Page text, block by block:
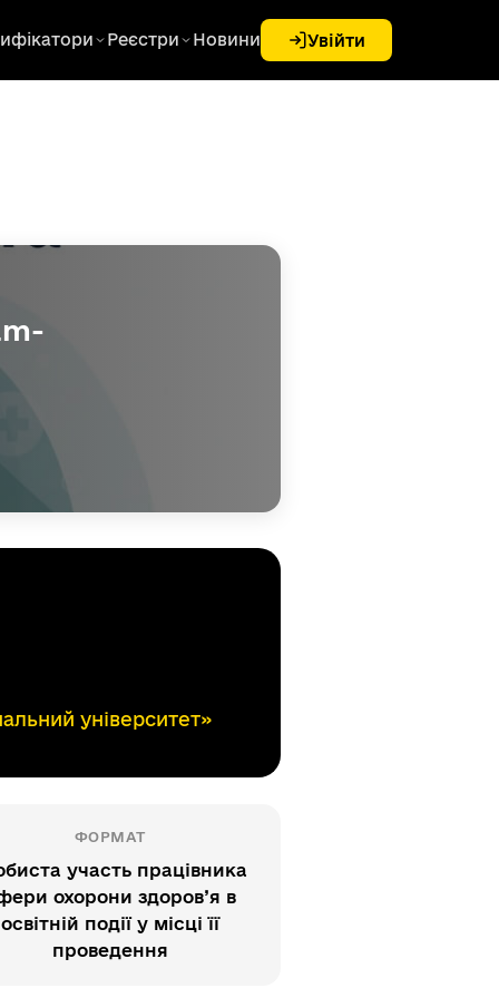
Реєстри Новини Увійти
університет»
ФОРМАТ
участь працівника
охорони здоров’я в
освітній події у місці її
проведення